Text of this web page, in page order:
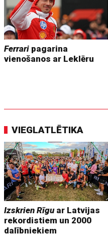
Ferrari pagarina
vienošanos ar Leklēru
VIEGLATLĒTIKA
Izskrien Rīguar Latvijas
rekordistiem un 2000
dalībniekiem